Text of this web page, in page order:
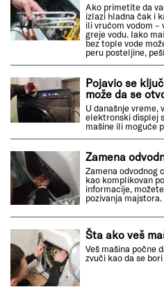
Ako primetite da
izlazi hladna čak i
ili vrućom vodom –
greje vodu. Iako
bez tople vode
peru posteljine,
Pojavio se
može da se
U današnje vreme,
elektronski displej
mašine ili moguće
Zamena
Zamena odvodnog
kao komplikovan
informacije,
pozivanja majstora.
Šta ako veš
Veš mašina počne
zvuči kao da se